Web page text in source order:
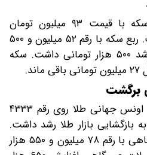
روز دوشنبه ۱۸ خرداد، نیم‌سکه با قیمت ۹۳ میلیون تومان
معامله شد و تغییری نداشت. ربع سکه با رقم ۵۲ میلیون و ۵۰۰
هزار تومان معامله شد و رشد ۵۰۰ هزار تومانی داشت. سکه
در لحظه تنظیم این گزارش، اونس جهانی طلا روی رقم ۴۳۳۳
بازگشایی بازار طلا رشد داشت.
مثقال طلا در معاملات عصرگاهی با رقم ۷۸ میلیون و ۵۵۰ هزار